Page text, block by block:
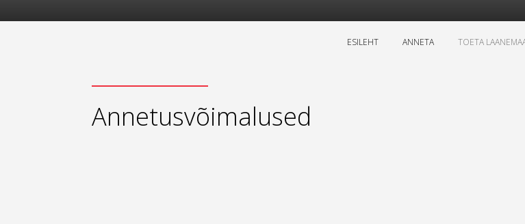
ESILEHT ANNETA TOETA
Annetusvõimalused